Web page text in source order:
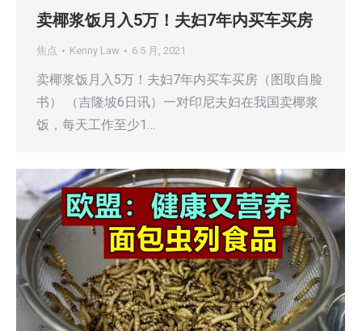
卖椰浆饭月入5万！夫妇7年内买车买房
焦点 Kenny Law 6 5 月, 2021
卖椰浆饭月入5万！夫妇7年内买车买房（图取自脸
书） （吉隆坡6日讯）一对印尼夫妇在我国卖椰浆
饭，每天工作至少1…